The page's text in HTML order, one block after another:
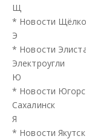
Щ
* Новости
Э
* Новости
Электроугли
Ю
* Новости
Сахалинск
Я
* Новости Якутск